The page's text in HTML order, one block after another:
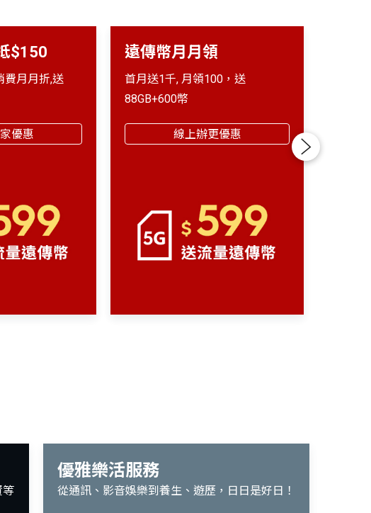
$150
費月月折,送
優惠
遠傳幣月月領
首月送1千, 月領100，送
88GB+600幣
線上辦更優惠
Next
等
優雅樂活服務
從通訊、影音娛樂到養生、遊歷，日日是好日！